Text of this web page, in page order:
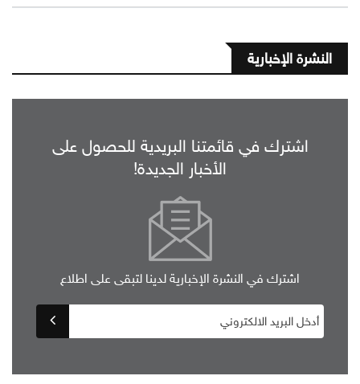
النشرة الإخبارية
اشترك في قائمتنا البريدية للحصول على
الأخبار الجديدة!
اشترك في النشرة الإخبارية لدينا لتبقى على اطلاع